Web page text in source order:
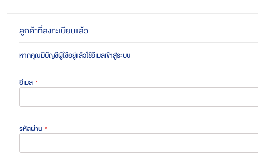
ลูกค้าที่ลงทะเบียนแล้ว
หากคุณมีบัญชีผู้ใช้อยู่แล้วใช้อีเมลเข้าสู่ระบบ
อีเมล
รหัสผ่าน